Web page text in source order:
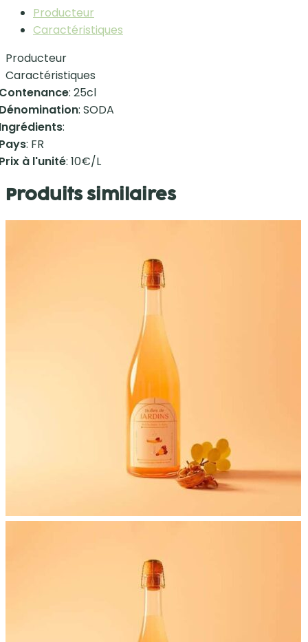
Producteur
Caractéristiques
Producteur
Caractéristiques
: 25cl
: SODA
:
: FR
à l'unité: 10€/L
Produits similaires